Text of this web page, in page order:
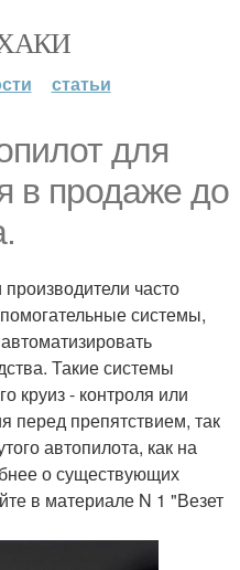
статьи
для
в продаже до
часто
системы,
Такие системы
круиз - контроля или
перед препятствием, так
автопилота, как на
о существующих
в материале N 1 "Везет